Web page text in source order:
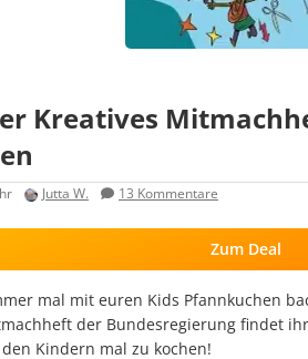
Kreatives
Jutta W. 13 Kommentare
Zum Deal
mal mit euren Kids Pfannkuchen
der Bundesregierung findet
Kindern mal zu kochen!